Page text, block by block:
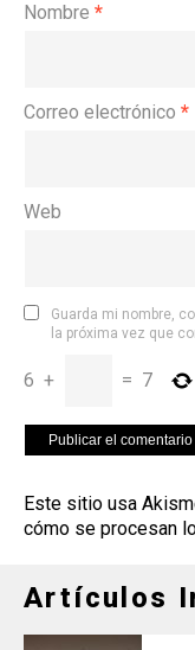
Nombre *
Correo electrónico *
Web
Guarda mi nombre,
la próxima vez que
6 + = 7
Este sitio usa
cómo se procesan
Artículos